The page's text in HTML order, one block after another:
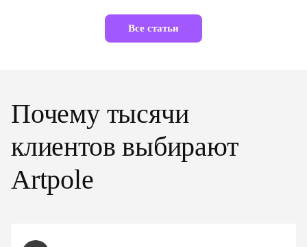
Все статьи
Почему тысячи
клиентов выбирают
Artpole